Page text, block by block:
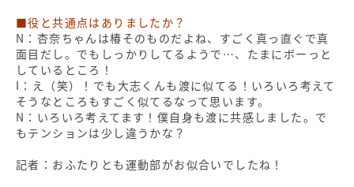
■役と共通点はありましたか？
N：杏奈ちゃんは椿そのものだよね、すごく真っ直ぐで真
面目だし。でもしっかりしてるようで…、たまにボーっと
しているところ！
I：え（笑）！でも大志くんも渡に似てる！いろいろ考えて
そうなところもすごく似てるなって思います。
N：いろいろ考えてます！僕自身も渡に共感しました。で
もテンションは少し違うかな？
記者：おふたりとも運動部がお似合いでしたね！